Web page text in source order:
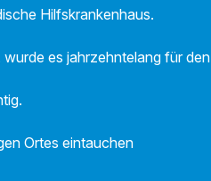
Hilfskrankenhaus.
es jahrzehntelang für den
Ortes eintauchen